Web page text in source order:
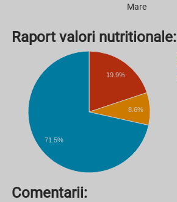
Mare
Raport valori nutritionale:
19.9%
8.6%
71.5%
Comentarii: